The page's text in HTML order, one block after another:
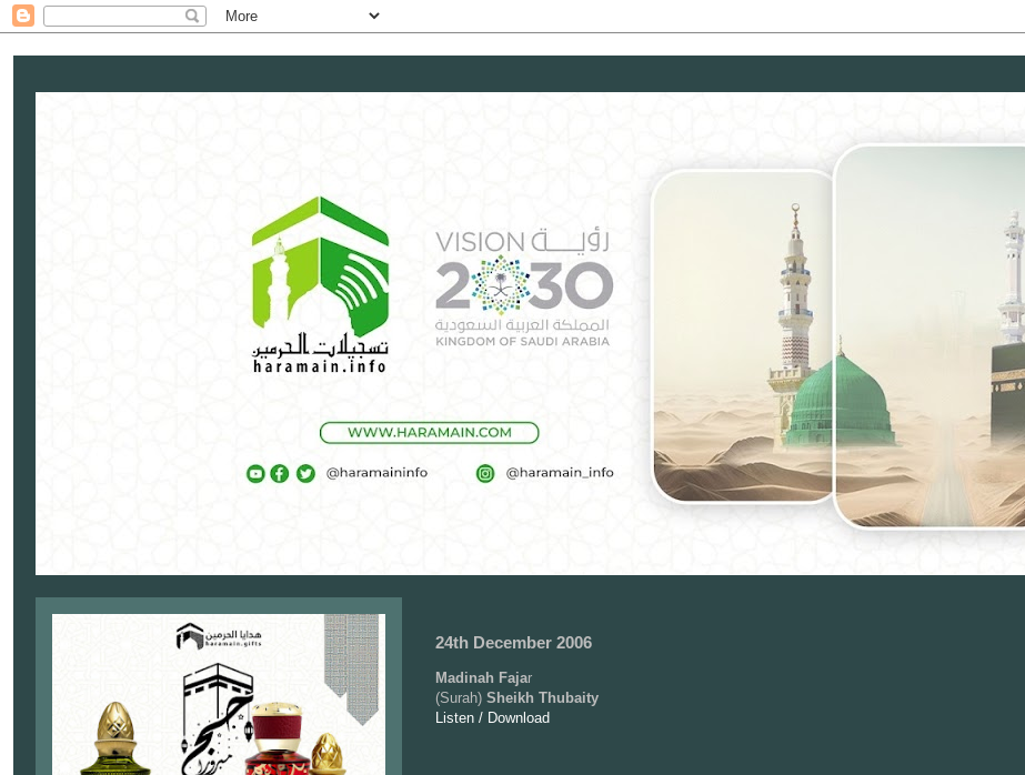
24th December 2006
Madinah Fajar
(Surah) Sheikh Thubaity
Listen / Download